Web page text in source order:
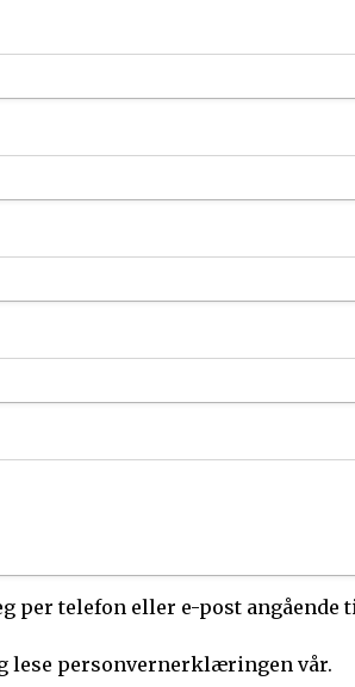
per telefon eller e-post angående
lese personvernerklæringen vår.